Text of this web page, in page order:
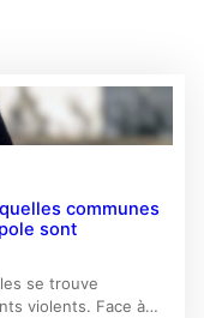
communes
sont
se trouve
violents. Face à…